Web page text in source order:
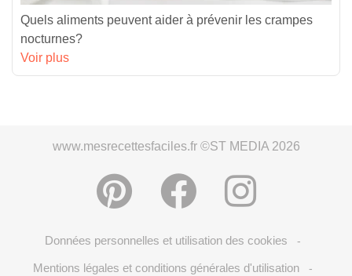
Quels aliments peuvent aider à prévenir les crampes
nocturnes?
Voir plus
www.mesrecettesfaciles.fr ©ST MEDIA 2026
Données personnelles et utilisation des cookies -
Mentions légales et conditions générales d'utilisation -